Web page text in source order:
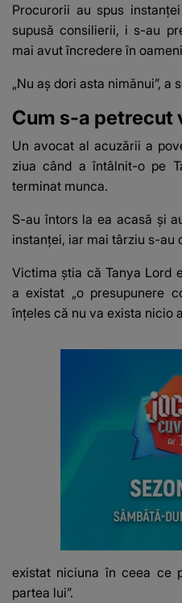
Procurorii au spus
supusă consilierii, i s-au
mai avut încredere în
„Nu aș dori asta nimănui”, a
Cum s-a petrecut
Un avocat al acuzării a
ziua când a întâlnit-o pe
terminat munca.
S-au întors la ea acasă și
instanței, iar mai târziu s-au
Victima știa că Tanya Lord
a existat „o presupunere
înțeles că nu va exista nicio
existat niciuna în ceea ce
partea lui”.